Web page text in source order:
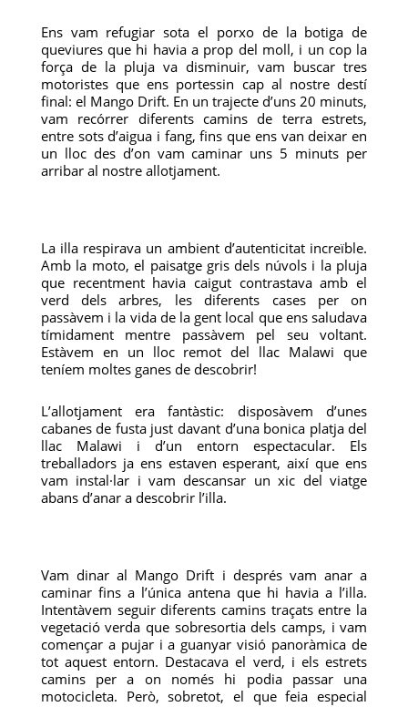
Ens vam refugiar sota el porxo de la botiga de
queviures que hi havia a prop del moll, i un cop la
força de la pluja va disminuir, vam buscar tres
motoristes que ens portessin cap al nostre destí
final: el Mango Drift. En un trajecte d’uns 20 minuts,
vam recórrer diferents camins de terra estrets,
entre sots d’aigua i fang, fins que ens van deixar en
un lloc des d’on vam caminar uns 5 minuts per
arribar al nostre allotjament.
La illa respirava un ambient d’autenticitat increïble.
Amb la moto, el paisatge gris dels núvols i la pluja
que recentment havia caigut contrastava amb el
verd dels arbres, les diferents cases per on
passàvem i la vida de la gent local que ens saludava
tímidament mentre passàvem pel seu voltant.
Estàvem en un lloc remot del llac Malawi que
teníem moltes ganes de descobrir!
L’allotjament era fantàstic: disposàvem d’unes
cabanes de fusta just davant d’una bonica platja del
llac Malawi i d’un entorn espectacular. Els
treballadors ja ens estaven esperant, així que ens
vam instal·lar i vam descansar un xic del viatge
abans d’anar a descobrir l’illa.
Vam dinar al Mango Drift i després vam anar a
caminar fins a l’única antena que hi havia a l’illa.
Intentàvem seguir diferents camins traçats entre la
vegetació verda que sobresortia dels camps, i vam
començar a pujar i a guanyar visió panoràmica de
tot aquest entorn. Destacava el verd, i els estrets
camins per a on només hi podia passar una
motocicleta. Però, sobretot, el que feia especial